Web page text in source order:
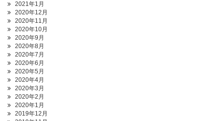
2021年1月
2020年12月
2020年11月
2020年10月
2020年9月
2020年8月
2020年7月
2020年6月
2020年5月
2020年4月
2020年3月
2020年2月
2020年1月
2019年12月